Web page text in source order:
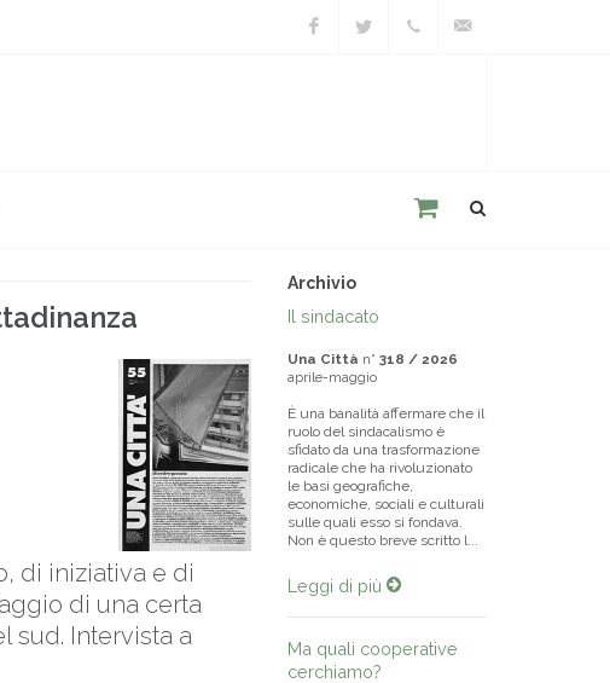
di iniziativa e di
di una certa
sud. Intervista a
Archivio
Il sindacato
Una Città n° 318 / 2026
aprile-maggio
È una banalità affermare che il
ruolo del sindacalismo è
sfidato da una trasformazione
radicale che ha rivoluzionato
le basi geografiche,
economiche, sociali e culturali
sulle quali esso si fondava.
Non è questo breve scritto l...
Leggi di più
Ma quali cooperative
cerchiamo?